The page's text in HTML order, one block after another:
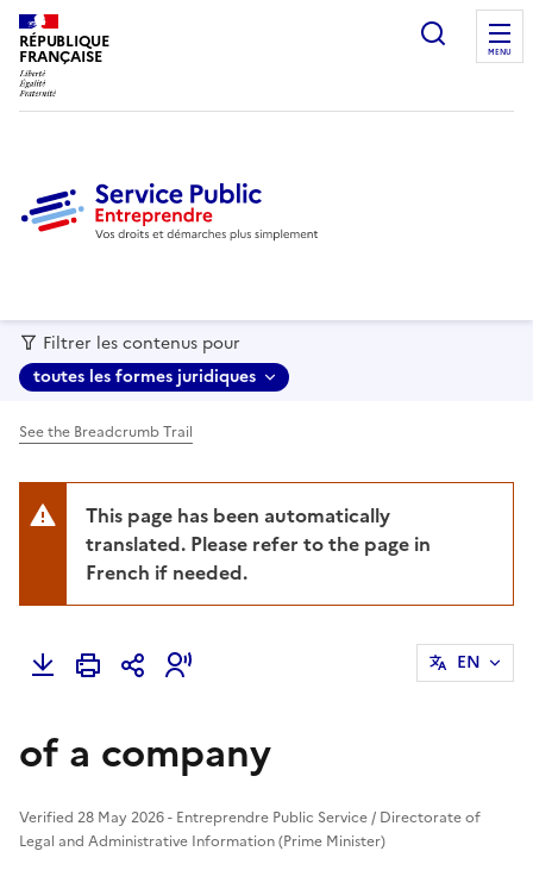
RÉPUBLIQUE
FRANÇAISE MENU
Filtrer les contenus pour
toutes les formes juridiques
See the Breadcrumb Trail
This page has been automatically
translated. Please refer to the page in
French if needed.
EN
of a company
Verified 28 May 2026 - Entreprendre Public Service / Directorate of
Legal and Administrative Information (Prime Minister)